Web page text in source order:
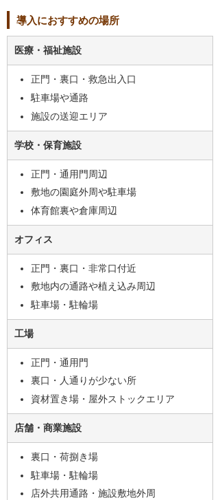
導入におすすめの場所
医療・福祉施設
正門・裏口・救急出入口
駐車場や通路
施設の送迎エリア
学校・保育施設
正門・通用門周辺
敷地の園庭外周や駐車場
体育館裏や倉庫周辺
オフィス
正門・裏口・非常口付近
敷地内の通路や植え込み周辺
駐車場・駐輪場
工場
正門・通用門
裏口・人通りが少ない所
資材置き場・屋外ストックエリア
店舗・商業施設
裏口・荷捌き場
駐車場・駐輪場
店外共用通路・施設敷地外周